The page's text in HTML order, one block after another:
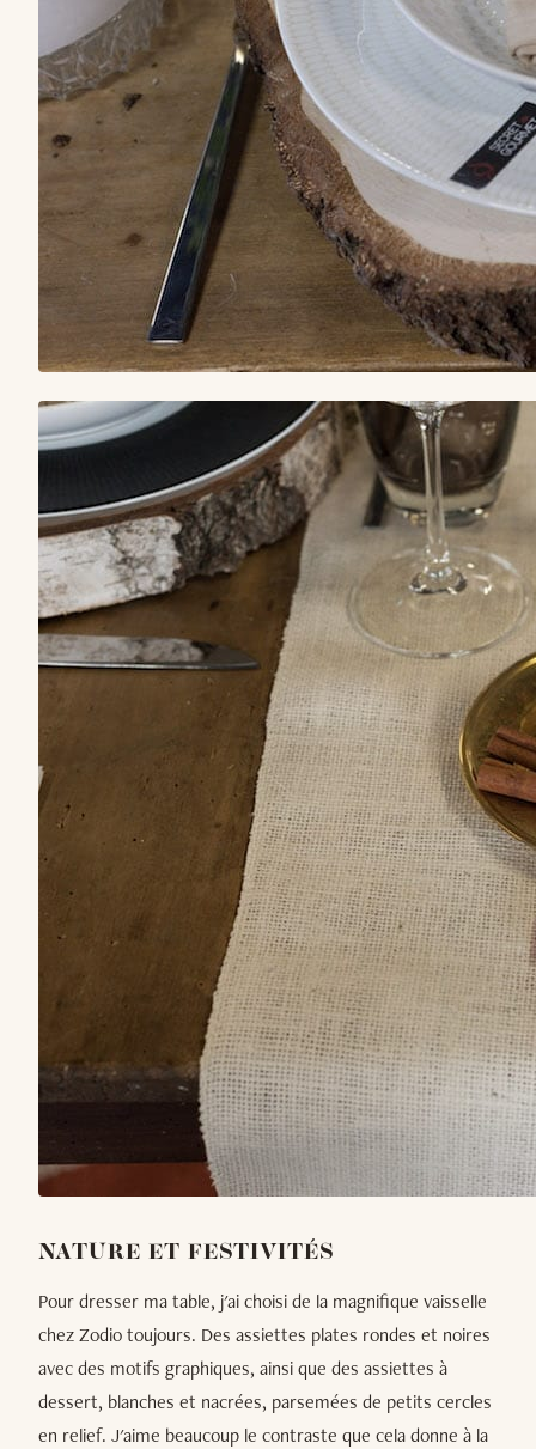
NATURE ET FESTIVITÉS
Pour dresser ma table, j'ai choisi de la magnifique vaisselle
chez Zodio toujours. Des assiettes plates rondes et noires
avec des motifs graphiques, ainsi que des assiettes à
dessert, blanches et nacrées, parsemées de petits cercles
en relief. J'aime beaucoup le contraste que cela donne à la